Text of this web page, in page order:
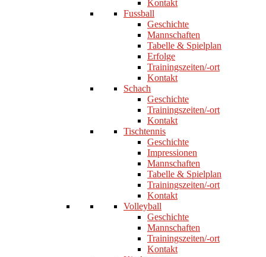
Kontakt
Fussball
Geschichte
Mannschaften
Tabelle & Spielplan
Erfolge
Trainingszeiten/-ort
Kontakt
Schach
Geschichte
Trainingszeiten/-ort
Kontakt
Tischtennis
Geschichte
Impressionen
Mannschaften
Tabelle & Spielplan
Trainingszeiten/-ort
Kontakt
Volleyball
Geschichte
Mannschaften
Trainingszeiten/-ort
Kontakt